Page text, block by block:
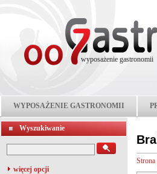
wyposażenie gastronomii
WYPOSAŻENIE GASTRONOMII
Wyszukiwanie
więcej opcji
Strona